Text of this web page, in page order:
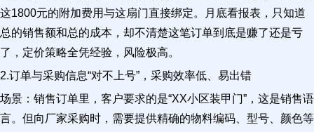
这1800元的附加费用与这扇门直接绑定。月底看报表，只知道
总的销售额和总的成本，却不清楚这笔订单到底是赚了还是亏
了，定价策略全凭经验，风险极高。
2.订单与采购信息“对不上号”，采购效率低、易出错
场景：销售订单里，客户要求的是“XX小区装甲门”，这是销售语
言。但向厂家采购时，需要提供精确的物料编码、型号、颜色等